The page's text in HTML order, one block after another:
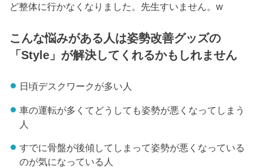
ど整体に行かなくなりました。先生すいません。w
こんな悩みがある人は姿勢改善グッズの
「Style」が解決してくれるかもしれません
日頃デスクワークが多い人
車の運転が多くてどうしても姿勢が悪くなってしまう
人
すでに骨盤が後傾してしまって姿勢が悪くなっている
のが気になっている人